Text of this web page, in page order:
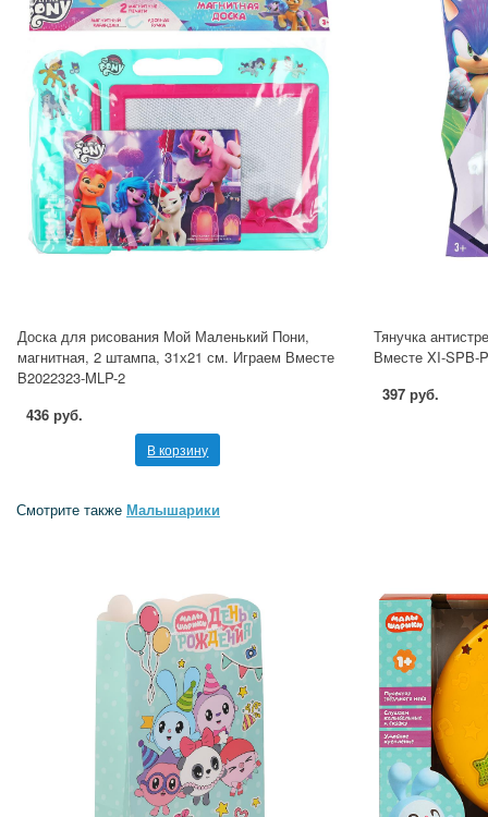
Доска для рисования Мой Маленький Пони,
магнитная, 2 штампа, 31х21 см. Играем Вместе
B2022323-MLP-2
436 руб.
В корзину
Тянучка
Вместе XI-SPB-
397 руб.
Смотрите также Малышарики